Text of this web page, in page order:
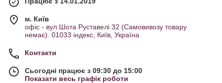
м. Київ
офіс - вул.Шота Руставелі 32 (Самовивозу товару
немає). 01033 індекс, Київ, Україна
Контакти
Сьогодні працює з 09:30 до 15:00
Показати весь графік роботи